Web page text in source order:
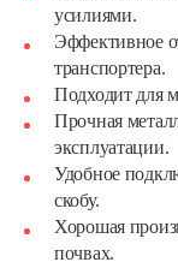
усилиями.
Эффективное
транспортера.
Подходит для
Прочная
эксплуатации.
Удобное
скобу.
Хорошая
почвах.